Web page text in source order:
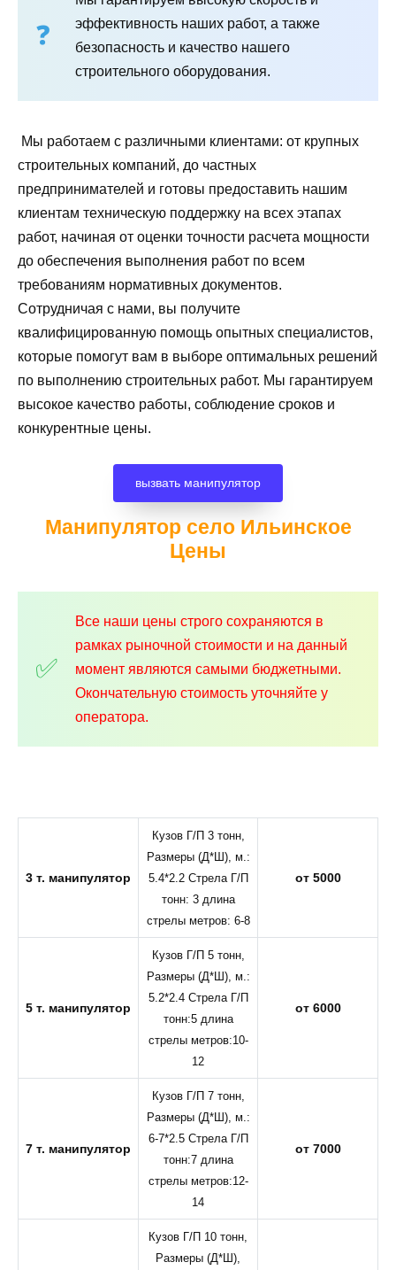
эффективность наших работ, а также
безопасность и качество нашего
строительного оборудования.
Мы работаем с различными клиентами: от крупных
строительных компаний, до частных
предпринимателей и готовы предоставить нашим
клиентам техническую поддержку на всех этапах
работ, начиная от оценки точности расчета мощности
до обеспечения выполнения работ по всем
требованиям нормативных документов.
Сотрудничая с нами, вы получите
квалифицированную помощь опытных специалистов,
которые помогут вам в выборе оптимальных решений
по выполнению строительных работ. Мы гарантируем
высокое качество работы, соблюдение сроков и
конкурентные цены.
вызвать манипулятор
Манипулятор село Ильинское
Цены
Все наши цены строго сохраняются в
рамках рыночной стоимости и на данный
момент являются самыми бюджетными.
Окончательную стоимость уточняйте у
оператора.
3 т. манипулятор
Кузов Г/П 3 тонн,
Размеры (Д*Ш), м.:
5.4*2.2 Стрела Г/П
тонн: 3 длина
стрелы метров: 6-8
от 5000
5 т. манипулятор
Кузов Г/П 5 тонн,
Размеры (Д*Ш), м.:
5.2*2.4 Стрела Г/П
тонн:5 длина
стрелы метров:10-
12
от 6000
7 т. манипулятор
Кузов Г/П 7 тонн,
Размеры (Д*Ш), м.:
6-7*2.5 Стрела Г/П
тонн:7 длина
стрелы метров:12-
14
от 7000
Кузов Г/П 10 тонн,
Размеры (Д*Ш),